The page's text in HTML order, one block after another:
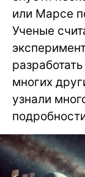
или Марсе
Ученые
многих
узнали